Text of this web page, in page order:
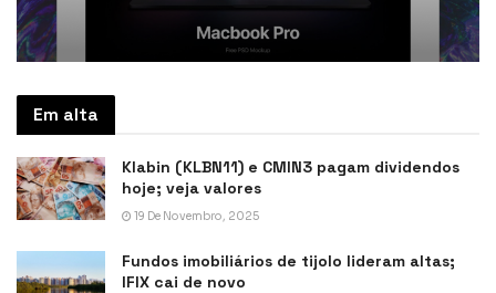
Em alta
Klabin (KLBN11) e CMIN3 pagam dividendos
hoje; veja valores
19 De Novembro, 2025
Fundos imobiliários de tijolo lideram altas;
IFIX cai de novo